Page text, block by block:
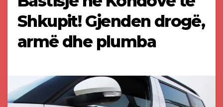
Shkupit! Gjenden drogë,
armë dhe plumba